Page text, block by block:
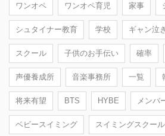
ワンオペ ワンオペ育児 家事
シュタイナー教育 学校 ギャン泣き
スクール 子供のお手伝い 確率
声優養成所 音楽事務所 一覧
将来有望 BTS HYBE メンバ
ベビースイミング スイミングスクール